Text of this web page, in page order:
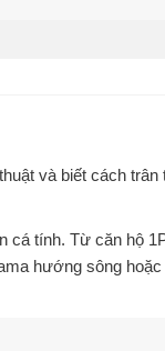
và biết cách trân
cá tính. Từ căn hộ
hướng sông hoặc